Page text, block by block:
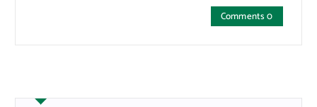
Comments 0